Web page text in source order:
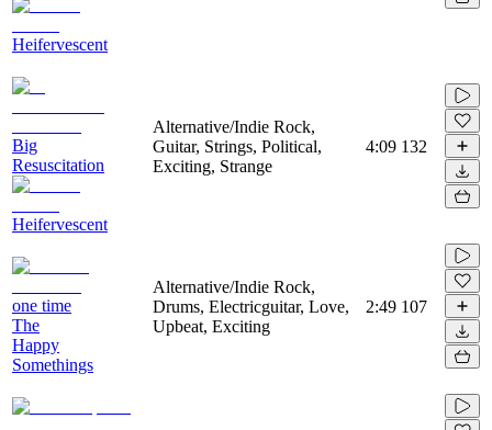
Heifervescent
Big
Resuscitation
Heifervescent
Alternative/Indie Rock,
Guitar, Strings, Political,
Exciting, Strange
4:09 132
one time
The
Happy
Somethings
Alternative/Indie Rock,
Drums, Electricguitar, Love,
Upbeat, Exciting
2:49 107